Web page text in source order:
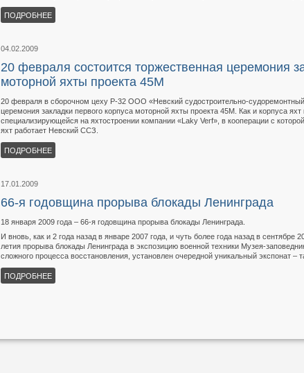
ПОДРОБНЕЕ
04.02.2009
20 февраля состоится торжественная церемония
моторной яхты проекта 45М
20 февраля в сборочном цеху Р-32 ООО «Невский судостроительно-судоремонтный
церемония закладки первого корпуса моторной яхты проекта 45М. Как и корпуса
специализирующейся на яхтостроении компании «Laky Verf», в кооперации с
яхт работает Невский ССЗ.
ПОДРОБНЕЕ
17.01.2009
66-я годовщина прорыва блокады Ленинграда
18 января 2009 года – 66-я годовщина прорыва блокады Ленинграда.
И вновь, как и 2 года назад в январе 2007 года, и чуть более года назад в сентябре
летия прорыва блокады Ленинграда в экспозицию военной техники Музея-
сложного процесса восстановления, установлен очередной уникальный экспонат –
ПОДРОБНЕЕ